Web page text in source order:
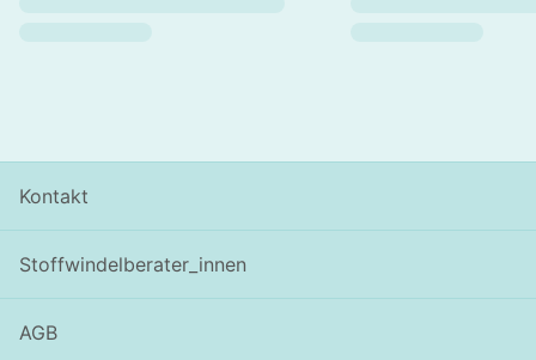
Kontakt
Stoffwindelberater_innen
AGB